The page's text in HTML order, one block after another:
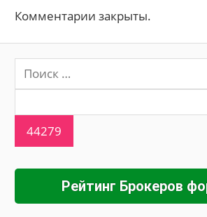
Комментарии закрыты.
Рейтинг Брокеров